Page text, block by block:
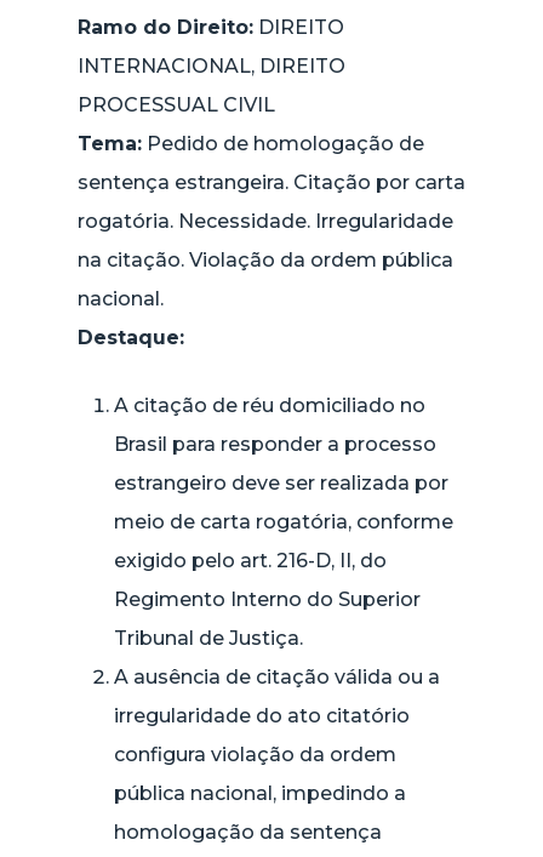
Ramo do Direito: DIREITO
INTERNACIONAL, DIREITO
PROCESSUAL CIVIL
Tema: Pedido de homologação de
sentença estrangeira. Citação por carta
rogatória. Necessidade. Irregularidade
na citação. Violação da ordem pública
nacional.
Destaque:
A citação de réu domiciliado no
Brasil para responder a processo
estrangeiro deve ser realizada por
meio de carta rogatória, conforme
exigido pelo art. 216-D, II, do
Regimento Interno do Superior
Tribunal de Justiça.
A ausência de citação válida ou a
irregularidade do ato citatório
configura violação da ordem
pública nacional, impedindo a
homologação da sentença